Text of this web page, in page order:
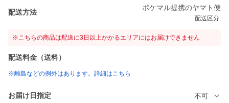
配送方法
ポケマル提携のヤマト便
配送区分:
※こちらの商品は配送に3日以上かかるエリアにはお届けできません
配送料金（送料）
※離島などの例外はあります。詳細はこちら
お届け日指定 不可